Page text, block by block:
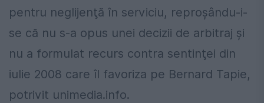
pentru neglijenţă în serviciu, reproşându-i-
se că nu s-a opus unei decizii de arbitraj şi
nu a formulat recurs contra sentinţei din
iulie 2008 care îl favoriza pe Bernard Tapie,
potrivit unimedia.info.